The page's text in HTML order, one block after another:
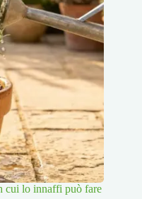
cui lo innaffi può fare